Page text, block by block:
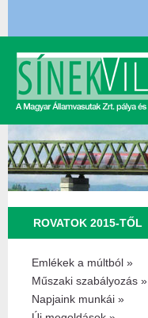
ROVATOK 2015-TŐL
Emlékek a múltból »
Műszaki szabályozás »
Napjaink munkái »